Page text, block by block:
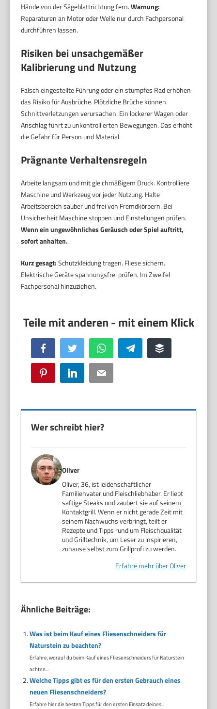
Hände von der Sägeblattrichtung fern.Warnung:
Reparaturen an Motor oder Welle nur durch Fachpersonal
durchführen lassen.
Risiken bei unsachgemäßer
Kalibrierung und Nutzung
Falsch eingestellte Führung oder ein stumpfes Rad erhöhen
das Risiko für Ausbrüche. Plötzliche Brüche können
Schnittverletzungen verursachen. Ein lockerer Wagen oder
Anschlag führt zu unkontrollierten Bewegungen. Das erhöht
die Gefahr für Person und Material.
Prägnante Verhaltensregeln
Arbeite langsam und mit gleichmäßigem Druck. Kontrolliere
Maschine und Werkzeug vor jeder Nutzung. Halte
Arbeitsbereich sauber und frei von Fremdkörpern. Bei
Unsicherheit Maschine stoppen und Einstellungen prüfen.
Wenn ein ungewöhnliches Geräusch oder Spiel auftritt,
sofort anhalten.
Kurz gesagt:Schutzkleidung tragen. Fliese sichern.
Elektrische Geräte spannungsfrei prüfen. Im Zweifel
Fachpersonal hinzuziehen.
Facebook Twitter WhatsApp Telegram Buffer
Pinterest LinkedIn Email
Wer schreibt hier?
Oliver
Oliver, 36, ist leidenschaftlicher
Familienvater und Fleischliebhaber. Er liebt
saftige Steaks und zaubert sie auf seinem
Kontaktgrill. Wenn er nicht gerade Zeit mit
seinem Nachwuchs verbringt, teilt er
Rezepte und Tipps rund um Fleischqualität
und Grilltechnik, um Leser zu inspirieren,
zuhause selbst zum Grillprofi zu werden.
Erfahre mehr über Oliver
Ähnliche Beiträge:
Was ist beim Kauf eines Fliesenschneiders für
Naturstein zu beachten?
Erfahre, worauf du beim Kauf eines Fliesenschneiders für Naturstein
achten...
Welche Tipps gibt es für den ersten Gebrauch eines
neuen Fliesenschneiders?
Erfahre hier die besten Tipps für den ersten Einsatz deines...